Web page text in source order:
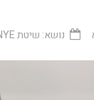
נושא: שיטת NYE